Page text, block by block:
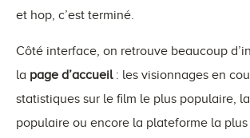
et hop, c’est terminé.
Côté interface, on retrouve beaucoup
la page d’accueil: les visionnages en
statistiques sur le film le plus populaire,
populaire ou encore la plateforme la